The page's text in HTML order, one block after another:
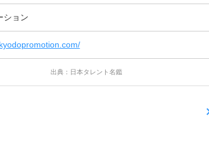
ション
出典：日本タレント名鑑